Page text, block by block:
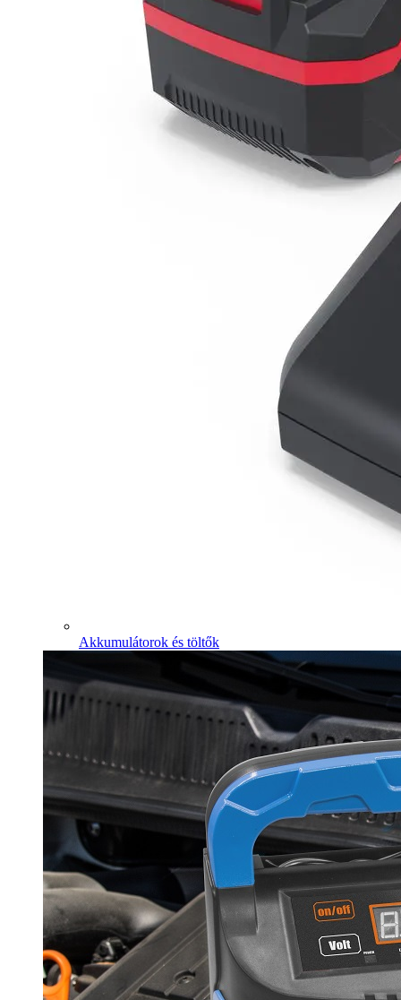
Akkumulátorok és töltők